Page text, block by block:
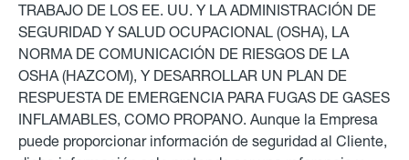
TRABAJO DE LOS EE. UU. Y LA ADMINISTRACIÓN DE
SEGURIDAD Y SALUD OCUPACIONAL (OSHA), LA
NORMA DE COMUNICACIÓN DE RIESGOS DE LA
OSHA (HAZCOM), Y DESARROLLAR UN PLAN DE
RESPUESTA DE EMERGENCIA PARA FUGAS DE GASES
INFLAMABLES, COMO PROPANO. Aunque la Empresa
puede proporcionar información de seguridad al Cliente,